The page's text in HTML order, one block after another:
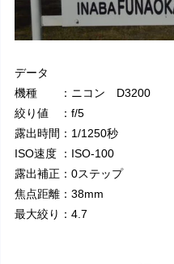
データ
機種 ：ニコン D3200
絞り値 ：f/5
露出時間：1/1250秒
ISO速度 ：ISO-100
露出補正：0ステップ
焦点距離：38mm
最大絞り：4.7